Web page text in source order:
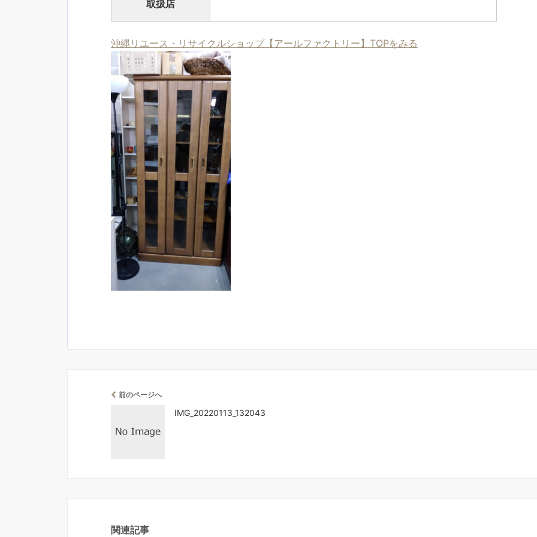
取扱店
沖縄リユース・リサイクルショップ【アールファクトリー】TOPをみる
前のページへ
IMG_20220113_132043
関連記事